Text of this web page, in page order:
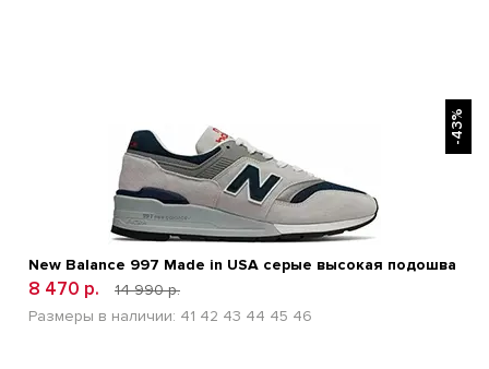
-43%
New Balance 997 Made in USA серые высокая подошва
8 470 р.
14 990 р.
Размеры в наличии: 41 42 43 44 45 46